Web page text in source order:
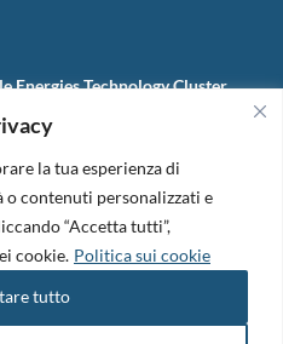
la tua esperienza di
contenuti personalizzati e
“Accetta tutti”,
cookie. Politica sui cookie
tutto
Energies Technology Cluster
by
|Amm. Trasparente|Bandi &